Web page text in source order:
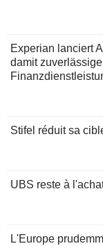
Experian lanciert
damit
Stifel réduit sa
UBS reste à
L'Europe